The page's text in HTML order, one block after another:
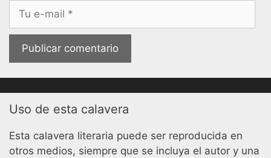
Correo
Uso de esta calavera
Esta calavera literaria puede ser reproducida en
otros medios, siempre que se incluya el autor y una